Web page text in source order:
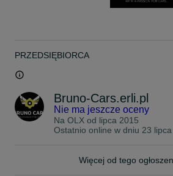
- zderzaki/ mocowania zderzaka
- wkłady lusterek zewnętrznych
- klocki i tarcze hamulcowe
ZAPRASZAMY DO NASZEGO SKLEPU
w zakładce KONTAKT.
Skontaktuj się z nami i poznaj nasza
Przygotujemy dla Ciebie
Z przyjemnością pomożemy w doborze
PRZEDSIĘBIORCA
Bruno-Cars.erli.pl
Nie ma jeszcze oceny
Na OLX od lipca 2015
Ostatnio online w dniu 23
Więcej od tego